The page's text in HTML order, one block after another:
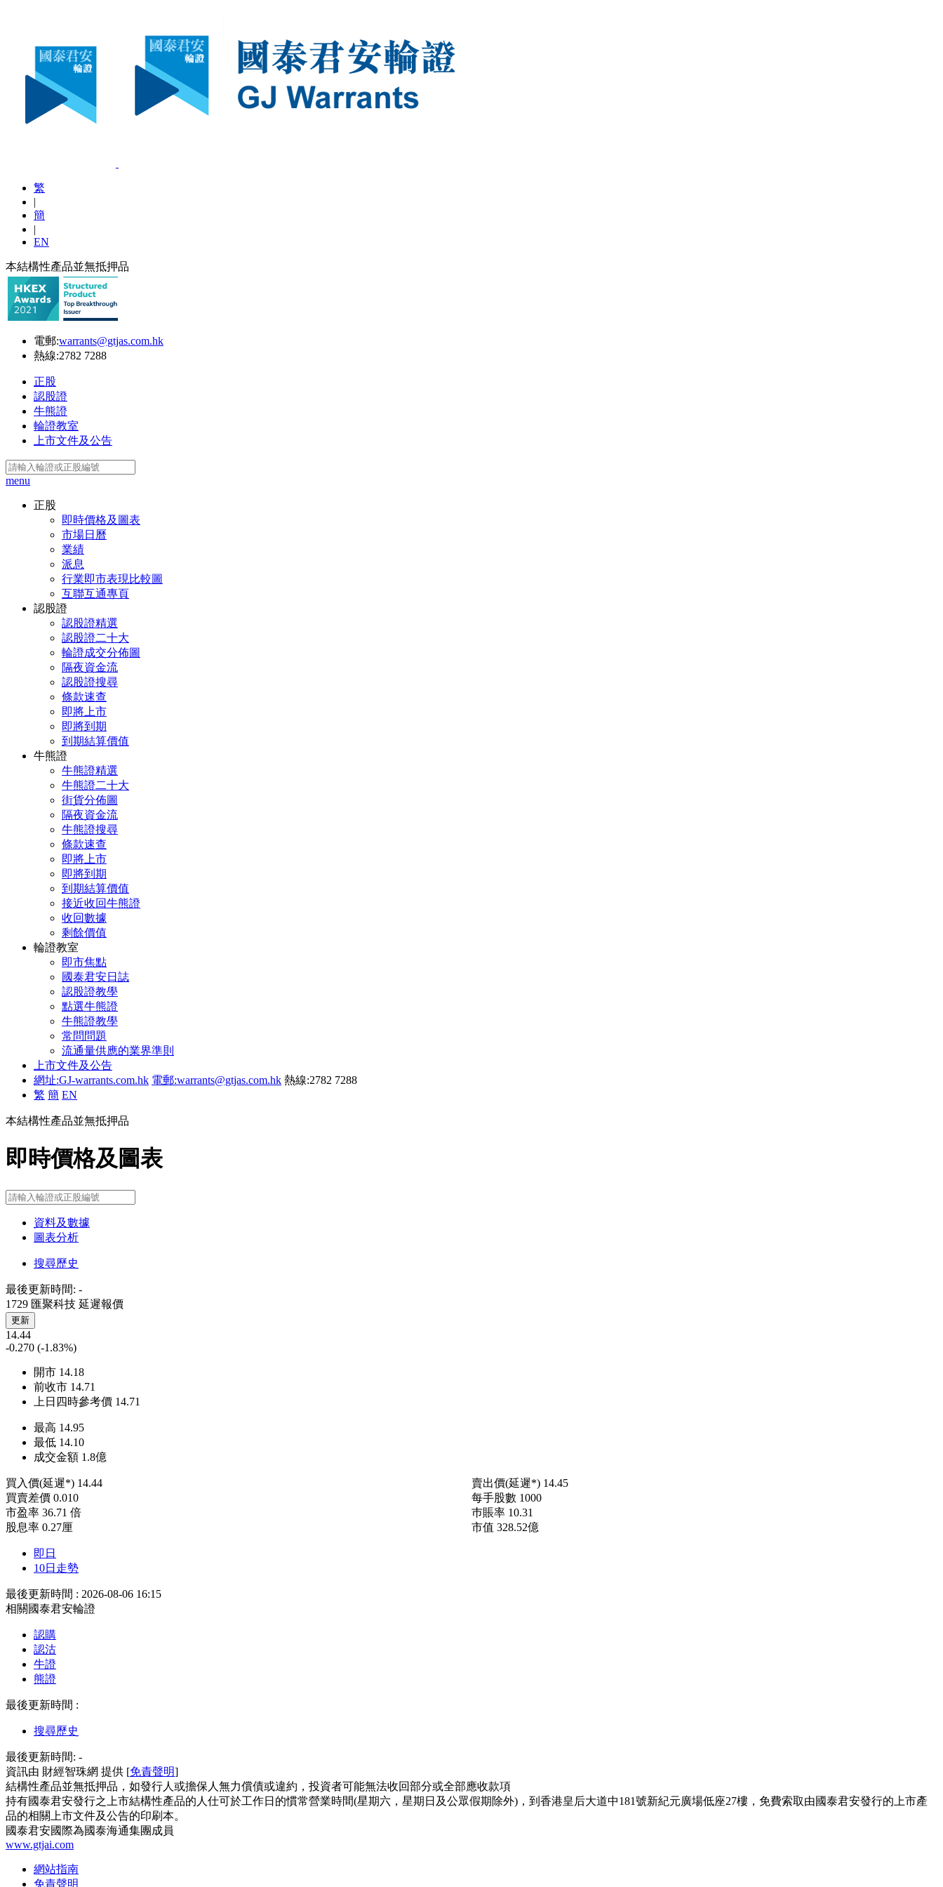
繁
|
簡
|
EN
本結構性產品並無抵押品
電郵:warrants@gtjas.com.hk
熱線:2782 7288
正股
認股證
牛熊證
輪證教室
上市文件及公告
menu
正股
即時價格及圖表
市場日曆
業績
派息
行業即市表現比較圖
互聯互通專頁
認股證
認股證精選
認股證二十大
輪證成交分佈圖
隔夜資金流
認股證搜尋
條款速查
即將上市
即將到期
到期結算價值
牛熊證
牛熊證精選
牛熊證二十大
街貨分佈圖
隔夜資金流
牛熊證搜尋
條款速查
即將上市
即將到期
到期結算價值
接近收回牛熊證
收回數據
剩餘價值
輪證教室
即市焦點
國泰君安日誌
認股證教學
點選牛熊證
牛熊證教學
常問問題
流通量供應的業界準則
上市文件及公告
網址:GJ-warrants.com.hk 電郵:warrants@gtjas.com.hk 熱線:2782 7288
繁 簡 EN
本結構性產品並無抵押品
即時價格及圖表
資料及數據
圖表分析
搜尋歷史
最後更新時間: -
1729 匯聚科技 延遲報價
更新
14.44
-0.270 (-1.83%)
開市 14.18
前收市 14.71
上日四時參考價 14.71
最高 14.95
最低 14.10
成交金額 1.8億
買入價(延遲*) 14.44 賣出價(延遲*) 14.45
買賣差價 0.010 每手股數 1000
市盈率 36.71 倍 巿賬率 10.31
股息率 0.27厘 市值 328.52億
即日
10日走勢
最後更新時間 : 2026-08-06 16:15
相關國泰君安輪證
認購
認沽
牛證
熊證
最後更新時間 :
搜尋歷史
最後更新時間: -
資訊由 財經智珠網 提供 [免責聲明]
結構性產品並無抵押品，如發行人或擔保人無力償債或違約，投資者可能無法收回部分或全部應收款項
持有國泰君安發行之上市結構性產品的人仕可於工作日的慣常營業時間(星期六，星期日及公眾假期除外)，到香港皇后大道中181號新紀元廣場低座27樓，免費索取由國泰君安發行的上市產
品的相關上市文件及公告的印刷本。
國泰君安國際為國泰海通集團成員
www.gtjai.com
網站指南
免責聲明